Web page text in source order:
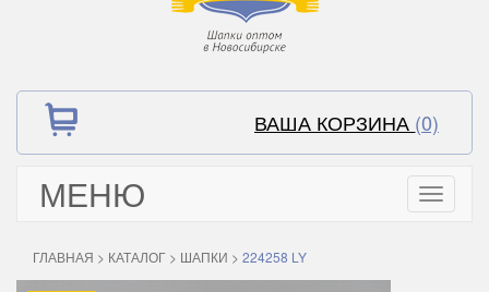
ВАША КОРЗИНА (0)
МЕНЮ
Toggle
ГЛАВНАЯ > КАТАЛОГ > ШАПКИ > 224258 LY